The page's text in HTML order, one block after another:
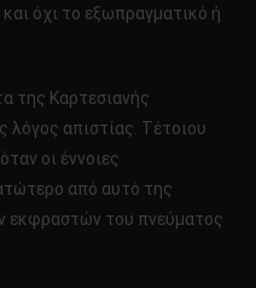
όχι το εξωπραγματικό ή
της Καρτεσιανής
λόγος απιστίας. Τέτοιου
οι έννοιες
από αυτό της
εκφραστών του πνεύματος